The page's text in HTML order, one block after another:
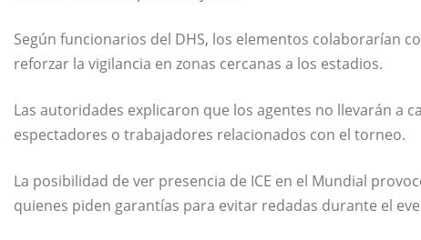
Según funcionarios del DHS, los elementos colaborarían
reforzar la vigilancia en zonas cercanas a los estadios.
Las autoridades explicaron que los agentes no llevarán a
espectadores o trabajadores relacionados con el torneo.
La posibilidad de ver presencia de ICE en el Mundial
quienes piden garantías para evitar redadas durante el